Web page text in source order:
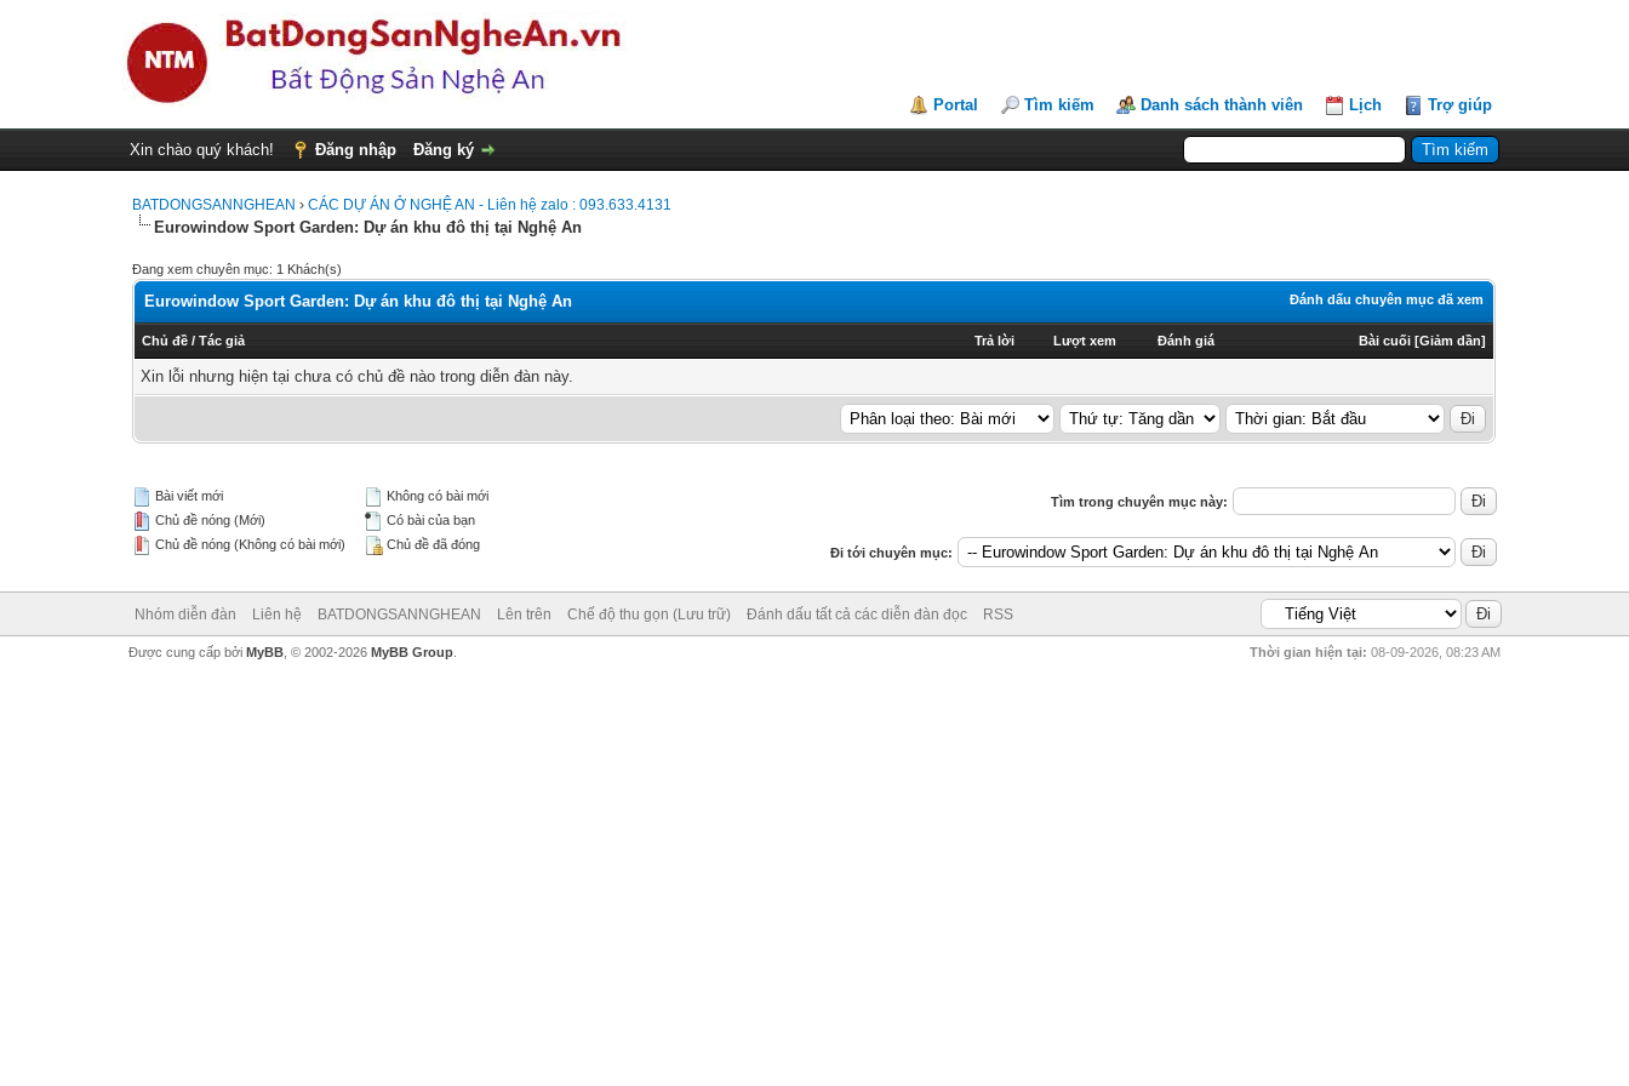
Portal Tìm kiếm Danh sách thành viên Lịch Trợ giúp
Xin chào quý khách! Đăng nhập Đăng ký
BATDONGSANNGHEAN ›CÁC DỰ ÁN Ở NGHỆ AN - Liên hệ zalo : 093.633.4131
Eurowindow Sport Garden: Dự án khu đô thị tại Nghệ An
Đang xem chuyên mục: 1 Khách(s)
Đánh dấu chuyên mục đã xem
Eurowindow Sport Garden: Dự án khu đô thị tại Nghệ An
Chủ đề /Tác giả Trả lời Lượt xem Đánh giá Bài cuối [Giảm dần]
Xin lỗi nhưng hiện tại chưa có chủ đề nào trong diễn đàn này.
Bài viết mới
Chủ đề nóng (Mới)
Chủ đề nóng (Không có bài mới)
Không có bài mới
Có bài của bạn
Chủ đề đã đóng
Tìm trong chuyên mục này:
Đi tới chuyên mục:
Nhóm diễn đàn Liên hệ BATDONGSANNGHEAN Lên trên Chế độ thu gọn (Lưu trữ) Đánh dấu tất cả các diễn đàn đọc RSS
Thời gian hiện tại: 08-09-2026, 08:23 AM
Được cung cấp bởi MyBB, © 2002-2026 MyBB Group.